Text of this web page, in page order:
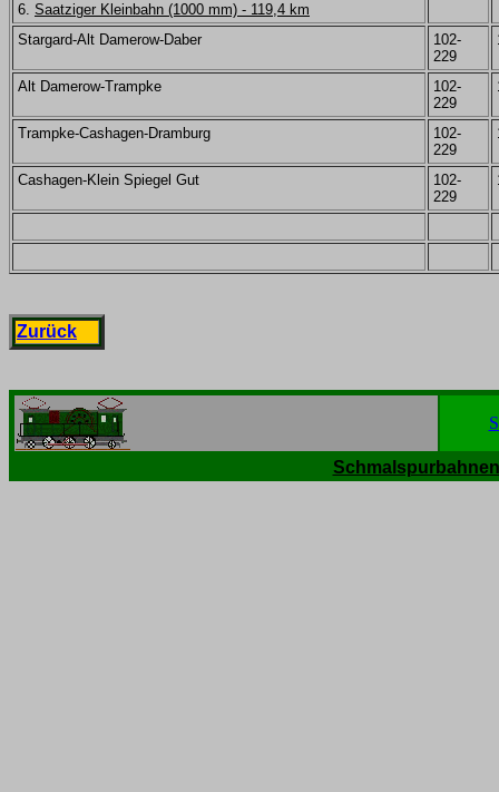
6. Saatziger Kleinbahn (1000 mm) - 119,4 km
Stargard-Alt Damerow-Daber
102-
229
Alt Damerow-Trampke
102-
229
Trampke-Cashagen-Dramburg
102-
229
Cashagen-Klein Spiegel Gut
102-
229
Zurück